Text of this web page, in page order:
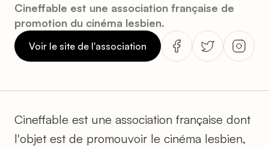
Cineffable est une association française de
promotion du cinéma lesbien.
Voir le site de l'association
Cineffable est une association française dont
l'objet est de promouvoir le cinéma lesbien,